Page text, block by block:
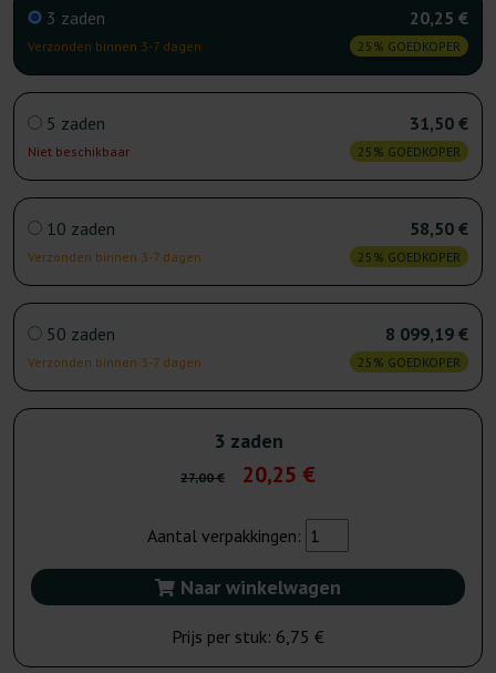
3 zaden
Verzonden binnen 3-7 dagen
20,25 €
25% GOEDKOPER
5 zaden
Niet beschikbaar
31,50 €
25% GOEDKOPER
10 zaden
Verzonden binnen 3-7 dagen
58,50 €
25% GOEDKOPER
50 zaden
Verzonden binnen 3-7 dagen
8 099,19 €
25% GOEDKOPER
3 zaden
27,00 € 20,25 €
Aantal verpakkingen:
Naar winkelwagen
Prijs per stuk: 6,75 €